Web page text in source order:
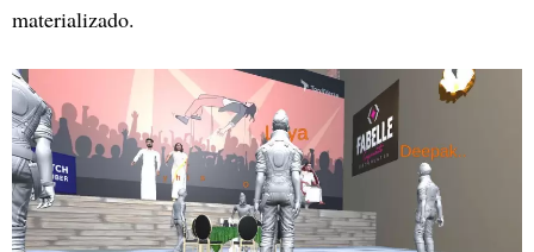
materializado.